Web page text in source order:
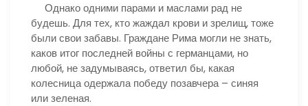
Однако одними парами и маслами рад не
будешь. Для тех, кто жаждал крови и зрелищ, тоже
были свои забавы. Граждане Рима могли не знать,
каков итог последней войны с германцами, но
любой, не задумываясь, ответил бы, какая
колесница одержала победу позавчера – синяя
или зеленая.